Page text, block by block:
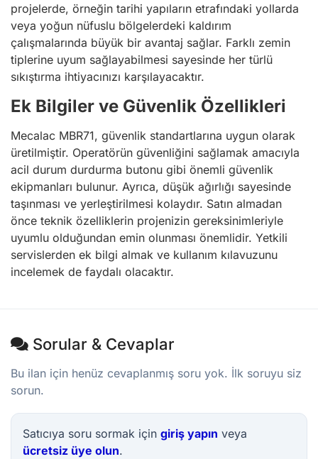
projelerde, örneğin tarihi yapıların etrafındaki yollarda
veya yoğun nüfuslu bölgelerdeki kaldırım
çalışmalarında büyük bir avantaj sağlar. Farklı zemin
tiplerine uyum sağlayabilmesi sayesinde her türlü
sıkıştırma ihtiyacınızı karşılayacaktır.
Ek Bilgiler ve Güvenlik Özellikleri
Mecalac MBR71, güvenlik standartlarına uygun olarak
üretilmiştir. Operatörün güvenliğini sağlamak amacıyla
acil durum durdurma butonu gibi önemli güvenlik
ekipmanları bulunur. Ayrıca, düşük ağırlığı sayesinde
taşınması ve yerleştirilmesi kolaydır. Satın almadan
önce teknik özelliklerin projenizin gereksinimleriyle
uyumlu olduğundan emin olunması önemlidir. Yetkili
servislerden ek bilgi almak ve kullanım kılavuzunu
incelemek de faydalı olacaktır.
Sorular & Cevaplar
Bu ilan için henüz cevaplanmış soru yok. İlk soruyu siz
sorun.
Satıcıya soru sormak için giriş yapın veya
ücretsiz üye olun.